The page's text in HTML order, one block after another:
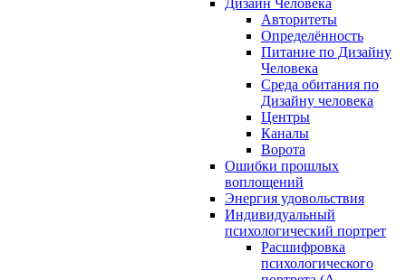
Дизайн Человека
Авторитеты
Определённость
Питание по Дизайну
Человека
Среда обитания по
Дизайну человека
Центры
Каналы
Ворота
Ошибки прошлых
воплощений
Энергия удовольствия
Индивидуальный
психологический портрет
Расшифровка
психологического